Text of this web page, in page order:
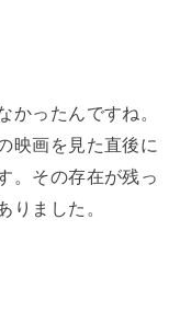
かったんですね。
映画を見た直後に
。その存在が残っ
りました。